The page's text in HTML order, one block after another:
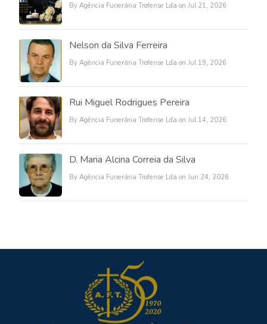
By Agência Funerária Trofense Lda on Jul 21, 2026
Nelson da Silva Ferreira
By Agência Funerária Trofense Lda on Jul 19, 2026
Rui Miguel Rodrigues Pereira
By Agência Funerária Trofense Lda on Jul 14, 2026
D. Maria Alcina Correia da Silva
By Agência Funerária Trofense Lda on Jun 24, 2026